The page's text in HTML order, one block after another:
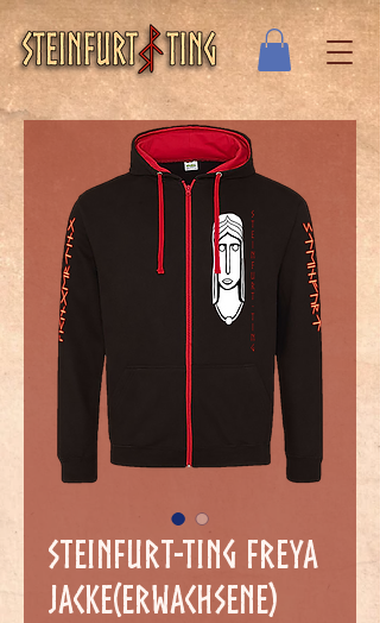
Steinfurt-Ting Freya
Jacke(Erwachsene)